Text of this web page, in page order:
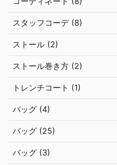
スタッフコーデ (8)
ストール (2)
ストール巻き方 (2)
トレンチコート (1)
バッグ (4)
バッグ (25)
バッグ (3)